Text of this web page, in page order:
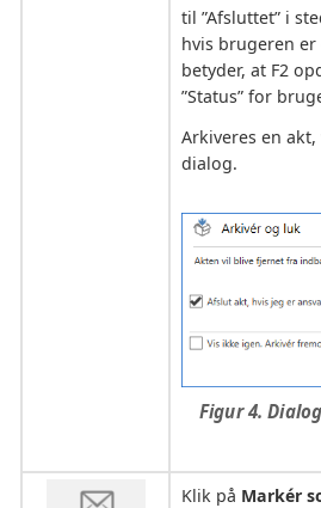
til ”Afsluttet” i
hvis brugeren
betyder, at F2
”Status” for
Arkiveres en
dialog.
Figur 4.
Klik på Markér